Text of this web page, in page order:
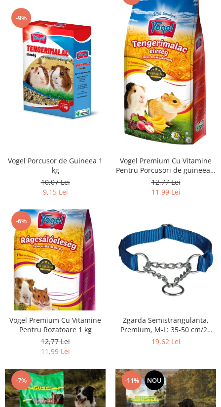
-9%
Vogel Porcusor de Guineea 1
kg
10,07 Lei
9,15 Lei
Vogel Premium Cu Vitamine
Pentru Porcusori de guineea 1
kg
12,77 Lei
11,99 Lei
-6%
Vogel Premium Cu Vitamine
Pentru Rozatoare 1 kg
12,77 Lei
11,99 Lei
Zgarda Semistrangulanta,
Premium, M-L: 35-50 cm/20
mm, Albastru, 202802
19,62 Lei
-7% -11% NOU